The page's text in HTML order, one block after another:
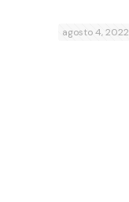
agosto 4, 2022